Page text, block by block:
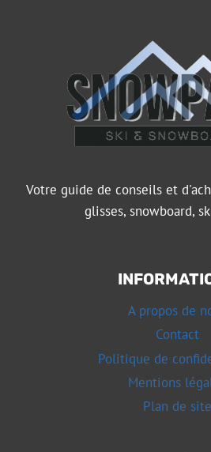
Votre guide de conseils et
glisses, snowboard,
A propos de
Contact
Politique de
Mentions
Plan de site